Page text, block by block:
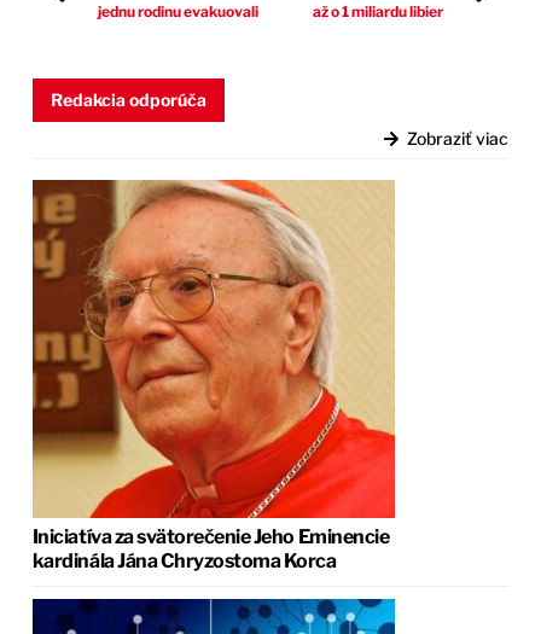
jednu rodinu evakuovali
až o 1 miliardu libier
Redakcia odporúča
Zobraziť viac
Iniciatíva za svätorečenie Jeho Eminencie
kardinála Jána Chryzostoma Korca